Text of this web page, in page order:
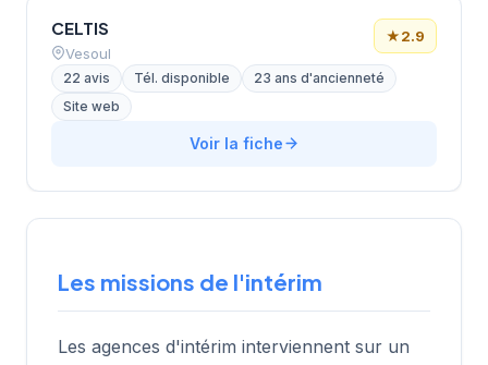
CELTIS
Vesoul
★2.9
22 avis Tél. disponible
23 ans d'ancienneté
Site web
Voir la fiche
Les missions de l'intérim
Les agences d'intérim interviennent sur un